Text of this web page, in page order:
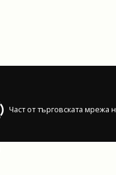
Част от търговската мрежа